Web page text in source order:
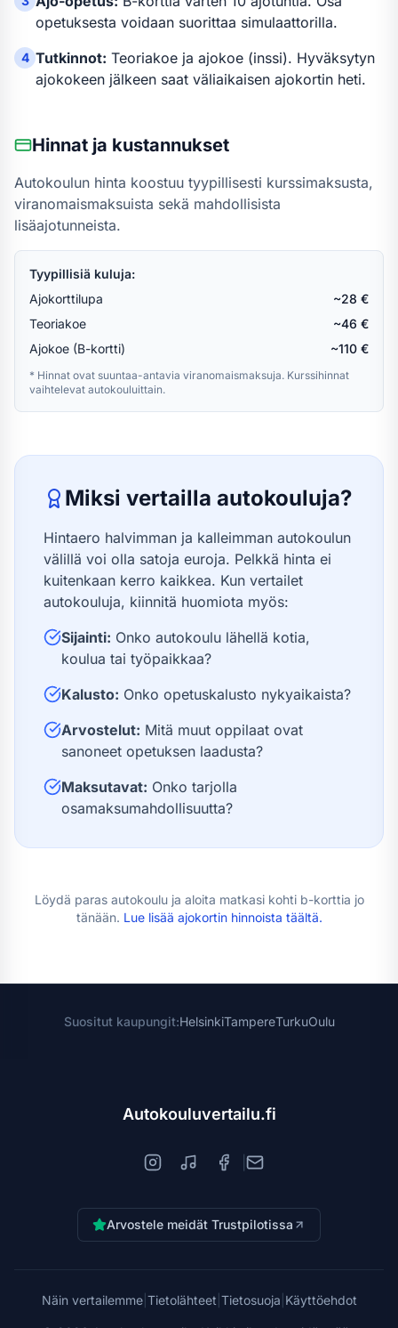
opetuksesta voidaan suorittaa simulaattorilla.
4 Tutkinnot: Teoriakoe ja ajokoe (inssi). Hyväksytyn
ajokokeen jälkeen saat väliaikaisen ajokortin heti.
Hinnat ja kustannukset
Autokoulun hinta koostuu tyypillisesti kurssimaksusta,
viranomaismaksuista sekä mahdollisista
lisäajotunneista.
Tyypillisiä kuluja:
Ajokorttilupa
~28 €
Teoriakoe
~46 €
Ajokoe (B-kortti)
~110 €
* Hinnat ovat suuntaa-antavia viranomaismaksuja. Kurssihinnat
vaihtelevat autokouluittain.
Miksi vertailla autokouluja?
Hintaero halvimman ja kalleimman autokoulun
välillä voi olla satoja euroja. Pelkkä hinta ei
kuitenkaan kerro kaikkea. Kun vertailet
autokouluja, kiinnitä huomiota myös:
Sijainti: Onko autokoulu lähellä kotia,
koulua tai työpaikkaa?
Kalusto: Onko opetuskalusto nykyaikaista?
Arvostelut: Mitä muut oppilaat ovat
sanoneet opetuksen laadusta?
Maksutavat: Onko tarjolla
osamaksumahdollisuutta?
Löydä paras autokoulu ja aloita matkasi kohti b-korttia jo
tänään. Lue lisää ajokortin hinnoista täältä.
Suositut kaupungit:HelsinkiTampereTurkuOulu
Autokouluvertailu.fi
Arvostele meidät Trustpilotissa
Näin vertailemme| Tietolähteet Tietosuoja Käyttöehdot